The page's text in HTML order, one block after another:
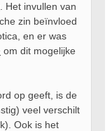
. Het invullen van
zin beïnvloed
en er was
om dit mogelijke
op geeft, is de
veel verschilt
Ook is het